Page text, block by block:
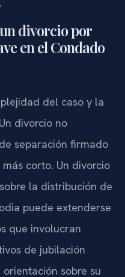
divorcio por
en el Condado
del caso y la
divorcio no
separación firmado
corto. Un divorcio
la distribución de
puede extenderse
que involucran
de jubilación
sobre su